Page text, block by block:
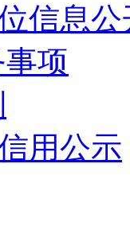
信息公
项
用公示